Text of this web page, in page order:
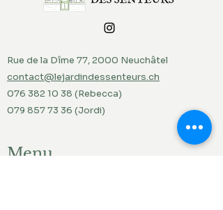
Rue de la Dîme 77, 2000 Neuchâtel
contact@lejardindessenteurs.ch
076 382 10 38 (Rebecca)
079 857 73 36 (Jordi)
Menu